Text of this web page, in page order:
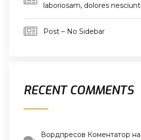
laboriosam, dolores nesciunt
Post – No Sidebar
RECENT COMMENTS
Вордпресов Коментатор на